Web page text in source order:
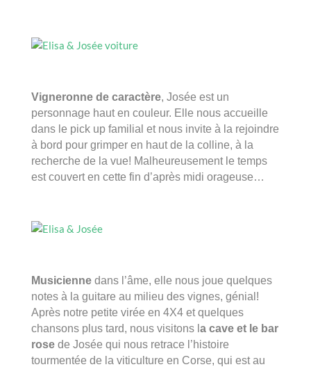
Vigneronne de caractère, Josée est un
personnage haut en couleur. Elle nous accueille
dans le pick up familial et nous invite à la rejoindre
à bord pour grimper en haut de la colline, à la
recherche de la vue! Malheureusement le temps
est couvert en cette fin d’après midi orageuse…
Musiciennedans l’âme, elle nous joue quelques
notes à la guitare au milieu des vignes, génial!
Après notre petite virée en 4X4 et quelques
chansons plus tard, nous visitons l a cave et le bar
rosede Josée qui nous retrace l’histoire
tourmentée de la viticulture en Corse, qui est au